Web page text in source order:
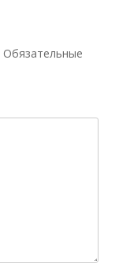
Обязательные